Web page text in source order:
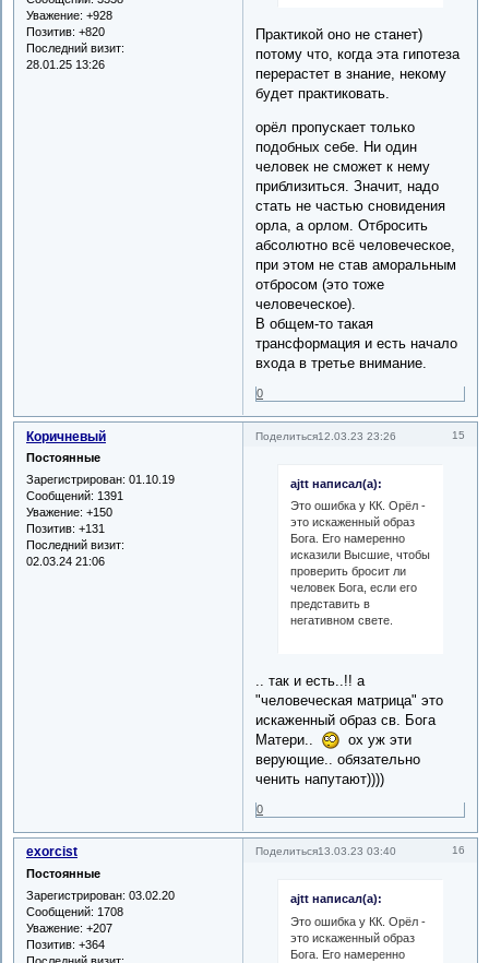
Уважение: +928
Позитив: +820
Последний визит:
28.01.25 13:26
Практикой оно не станет)
потому что, когда эта гипотеза
перерастет в знание, некому
будет практиковать.
орёл пропускает только
подобных себе. Ни один
человек не сможет к нему
приблизиться. Значит, надо
стать не частью сновидения
орла, а орлом. Отбросить
абсолютно всё человеческое,
при этом не став аморальным
отбросом (это тоже
человеческое).
В общем-то такая
трансформация и есть начало
входа в третье внимание.
0
Поделиться 15
12.03.23 23:26
Коричневый
Постоянные
Зарегистрирован: 01.10.19
Сообщений: 1391
Уважение: +150
Позитив: +131
Последний визит:
02.03.24 21:06
ajtt написал(а):
Это ошибка у КК. Орёл -
это искаженный образ
Бога. Его намеренно
исказили Высшие, чтобы
проверить бросит ли
человек Бога, если его
представить в
негативном свете.
.. так и есть..!! а
"человеческая матрица" это
искаженный образ св. Бога
Матери..
ох уж эти
верующие.. обязательно
ченить напутают))))
0
Поделиться 16
13.03.23 03:40
exorcist
Постоянные
Зарегистрирован: 03.02.20
Сообщений: 1708
Уважение: +207
Позитив: +364
ajtt написал(а):
Это ошибка у КК. Орёл -
это искаженный образ
Бога. Его намеренно